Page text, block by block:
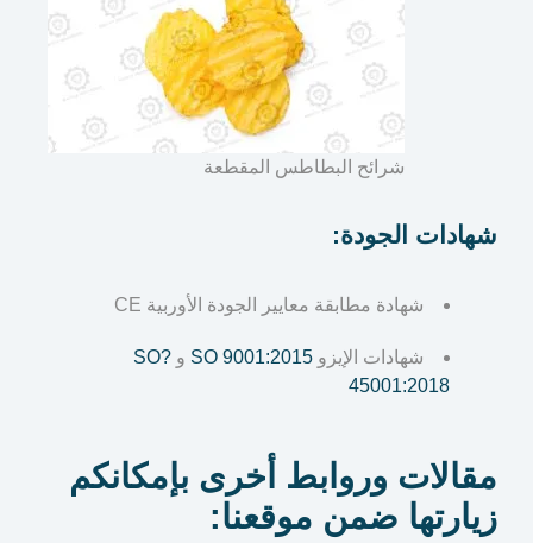
شرائح البطاطس المقطعة
شهادات الجودة:
شهادة مطابقة معايير الجودة الأوربية CE
شهادات الإيزو SO 9001:2015 و
?SO
45001:2018
مقالات وروابط أخرى بإمكانكم
زيارتها ضمن موقعنا: